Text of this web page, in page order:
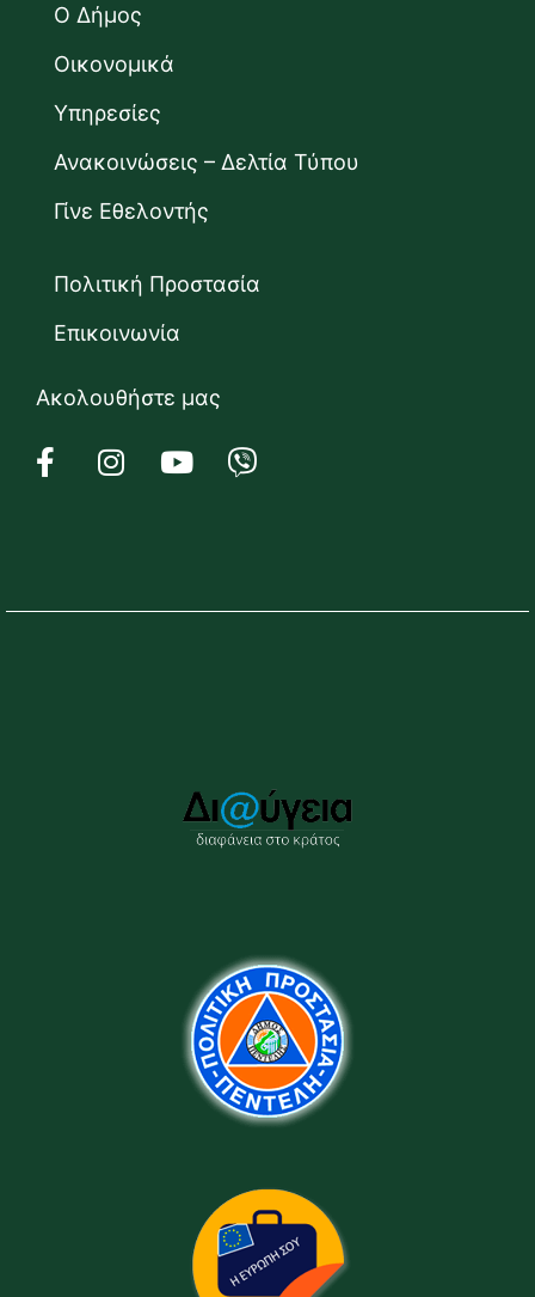
Ο Δήμος
Οικονομικά
Υπηρεσίες
Ανακοινώσεις – Δελτία Τύπου
Γίνε Εθελοντής
Πολιτική Προστασία
Επικοινωνία
Ακολουθήστε μας